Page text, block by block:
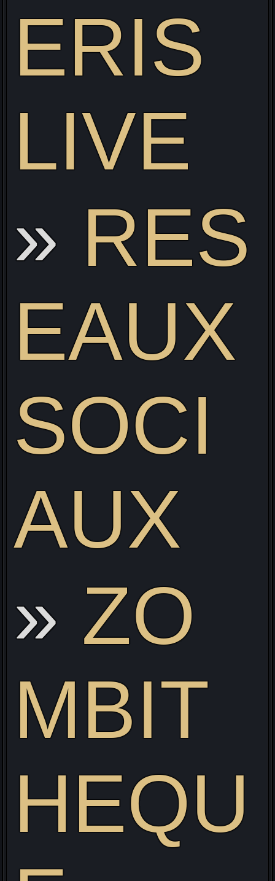
e
Visitez mon site web pour découvrir mon projet Live
alliant Gaming/Streaming/Cosplay !
ERIS
LIVE
RES
EAUX
SOCI
AUX
ZO
MBIT
HEQU